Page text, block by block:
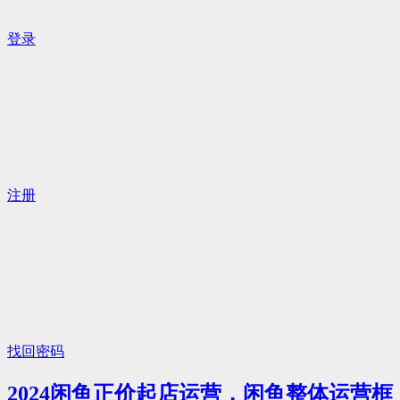
登录
注册
找回密码
2024闲鱼正价起店运营，闲鱼整体运营框